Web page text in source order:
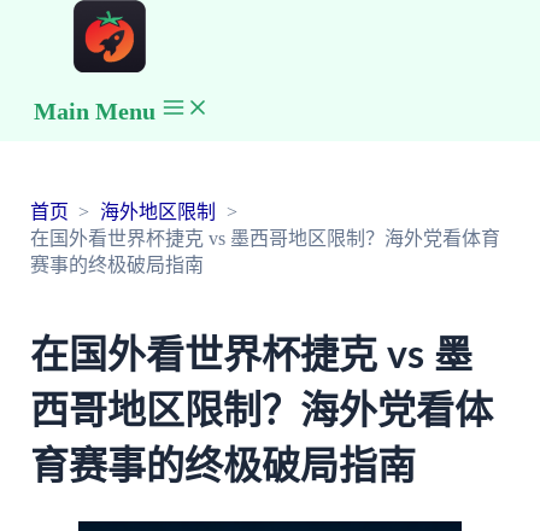
Main Menu
首页
海外地区限制
在国外看世界杯捷克 vs 墨西哥地区限制？海外党看体育
赛事的终极破局指南
在国外看世界杯捷克 vs 墨
西哥地区限制？海外党看体
育赛事的终极破局指南